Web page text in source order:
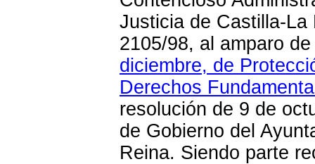
Justicia de Castilla-
2105/98, al amparo
diciembre, de
Derechos
resolución de 9 de
de Gobierno del
Reina. Siendo parte